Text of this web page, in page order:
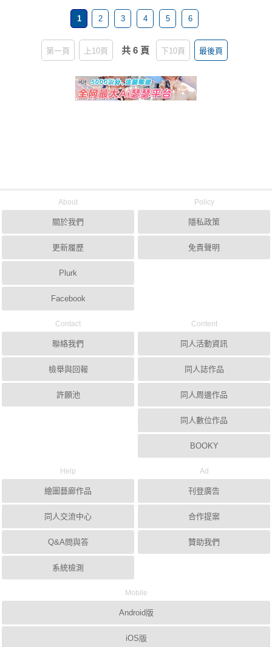
1 2 3 4 5 6
第一頁 上10頁 共 6 頁 下10頁 最後頁
About
關於我們
更新履歷
Plurk
Facebook
Policy
隱私政策
免責聲明
Contact
聯絡我們
檢舉與回報
許願池
Content
同人活動資訊
同人誌作品
同人周邊作品
同人數位作品
BOOKY
Help
繪圖藝廊作品
同人交流中心
Q&A問與答
系統檢測
Ad
刊登廣告
合作提案
贊助我們
Mobile
Android版
iOS版